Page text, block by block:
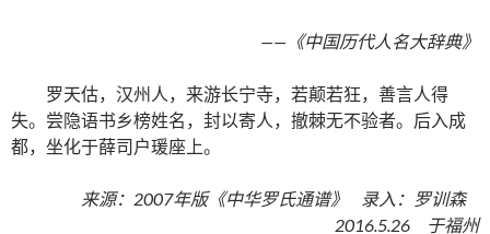
——《中国历代人名大辞典》
罗天估，汉州人，来游长宁寺，若颠若狂，善言人得
失。尝隐语书乡榜姓名，封以寄人，撤棘无不验者。后入成
都，坐化于薛司户瑗座上。
来源：2007年版《中华罗氏通谱》 录入：罗训森
2016.5.26 于福州